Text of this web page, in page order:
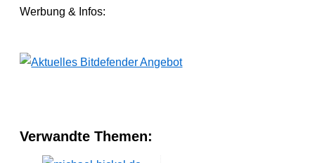
Werbung & Infos:
Verwandte Themen: